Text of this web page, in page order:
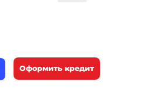
Оформить кредит